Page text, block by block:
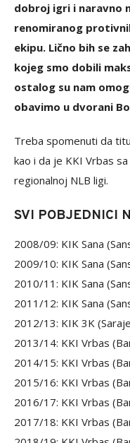
dobroj igri i naravno
renomiranog
ekipu. Lično bih se
kojeg smo dobili
ostalog su nam
obavimo u dvorani
Treba spomenuti da
kao i da je KKI Vrbas
regionalnoj NLB ligi.
SVI POBJEDNICI
2008/09: KIK Sana
2009/10: KIK Sana
2010/11: KIK Sana
2011/12: KIK Sana
2012/13: KIK 3K
2013/14: KKI Vrbas
2014/15: KKI Vrbas
2015/16: KKI Vrbas
2016/17: KKI Vrbas
2017/18: KKI Vrbas